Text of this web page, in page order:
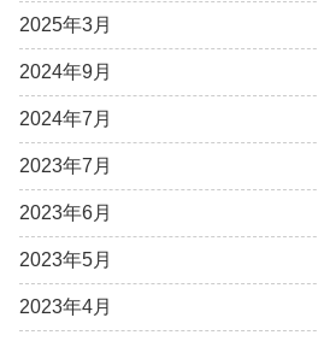
2025年3月
2024年9月
2024年7月
2023年7月
2023年6月
2023年5月
2023年4月